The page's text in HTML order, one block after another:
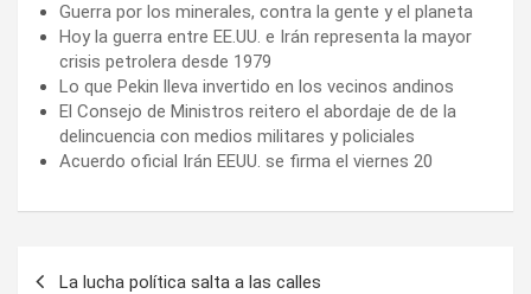
Guerra por los minerales, contra la gente y el planeta
Hoy la guerra entre EE.UU. e Irán representa la mayor
crisis petrolera desde 1979
Lo que Pekin lleva invertido en los vecinos andinos
El Consejo de Ministros reitero el abordaje de de la
delincuencia con medios militares y policiales
Acuerdo oficial Irán EEUU. se firma el viernes 20
La lucha política salta a las calles